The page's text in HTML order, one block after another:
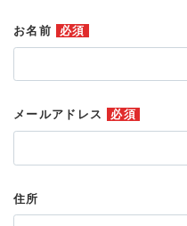
お名前 必須
メールアドレス 必須
住所